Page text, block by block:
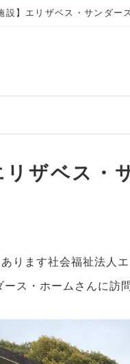
設】エリザベス・サンダー
リザベス
ります社会福祉法人
ス・ホームさんに訪